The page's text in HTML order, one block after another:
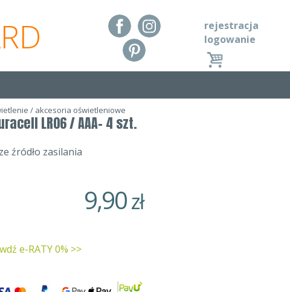
rejestracja
logowanie
/ akcesoria oświetleniowe
LR06 / AAA- 4 szt.
źródło zasilania
9,90zł
e-RATY 0% >>